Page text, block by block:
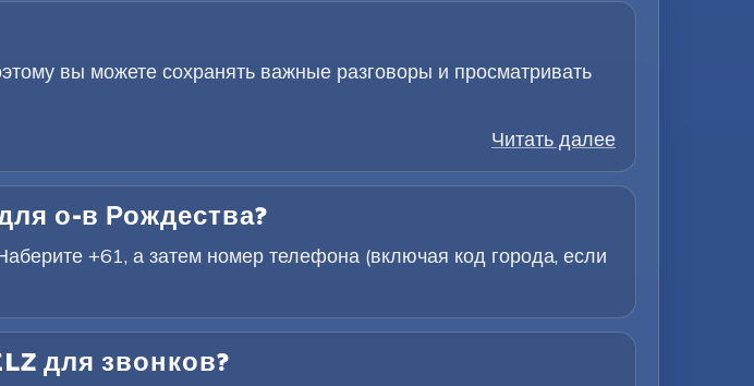
вы можете сохранять важные разговоры и просматривать
Читать далее
о-в Рождества?
+61, а затем номер телефона (включая код города, если
для звонков?